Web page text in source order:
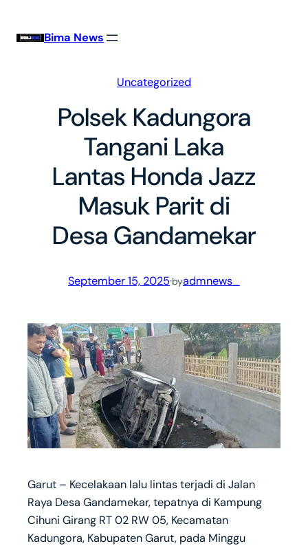
Bima News
Uncategorized
Polsek Kadungora
Tangani Laka
Lantas Honda Jazz
Masuk Parit di
Desa Gandamekar
September 15, 2025·byadmnews_
Garut – Kecelakaan lalu lintas terjadi di Jalan
Raya Desa Gandamekar, tepatnya di Kampung
Cihuni Girang RT 02 RW 05, Kecamatan
Kadungora, Kabupaten Garut, pada Minggu